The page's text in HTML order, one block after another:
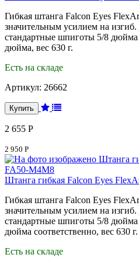
Гибкая штанга Falcon Eyes
значительным усилием на
стандартные шпиготы 5/8 дюйма
дюйма, вес 630 г.
Есть на складе
Артикул: 26662
2 655 Р
2 950 Р
Штанга гибкая Falcon Eyes
Гибкая штанга Falcon Eyes
значительным усилием на
стандартные шпиготы 5/8 дюйма
дюйма соответственно, вес 630 г.
Есть на складе